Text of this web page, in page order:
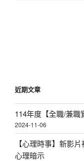
近期文章
114年度【全職/兼
2024-11-06
【心理時事】新影
心理暗示